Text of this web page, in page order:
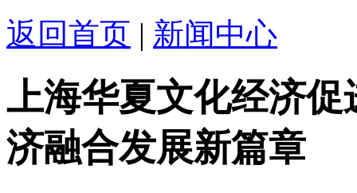
返回首页 | 新闻中心
上海华夏文化经济
济融合发展新篇章